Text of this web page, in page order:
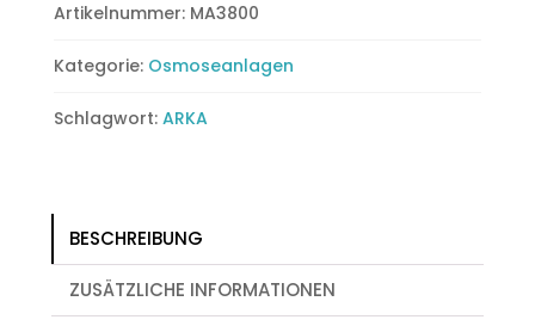
Artikelnummer: MA3800
Kategorie: Osmoseanlagen
Schlagwort: ARKA
BESCHREIBUNG
ZUSÄTZLICHE INFORMATIONEN